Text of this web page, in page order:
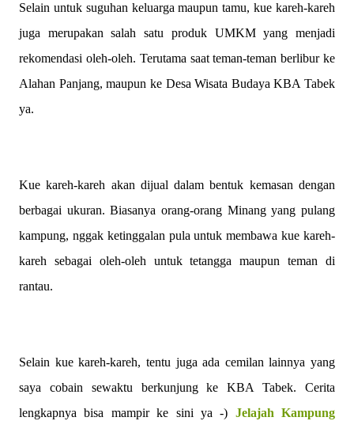
Selain untuk suguhan keluarga maupun tamu, kue kareh-kareh
juga merupakan salah satu produk UMKM yang menjadi
rekomendasi oleh-oleh. Terutama saat teman-teman berlibur ke
Alahan Panjang, maupun ke Desa Wisata Budaya KBA Tabek
ya.
Kue kareh-kareh akan dijual dalam bentuk kemasan dengan
berbagai ukuran. Biasanya orang-orang Minang yang pulang
kampung, nggak ketinggalan pula untuk membawa kue kareh-
kareh sebagai oleh-oleh untuk tetangga maupun teman di
rantau.
Selain kue kareh-kareh, tentu juga ada cemilan lainnya yang
saya cobain sewaktu berkunjung ke KBA Tabek. Cerita
lengkapnya bisa mampir ke sini ya -) Jelajah Kampung